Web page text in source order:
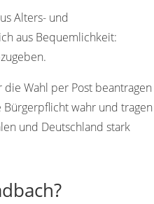
Alters- und
aus Bequemlichkeit:
Wahl per Post beantragen
wahr und tragen
und Deutschland stark